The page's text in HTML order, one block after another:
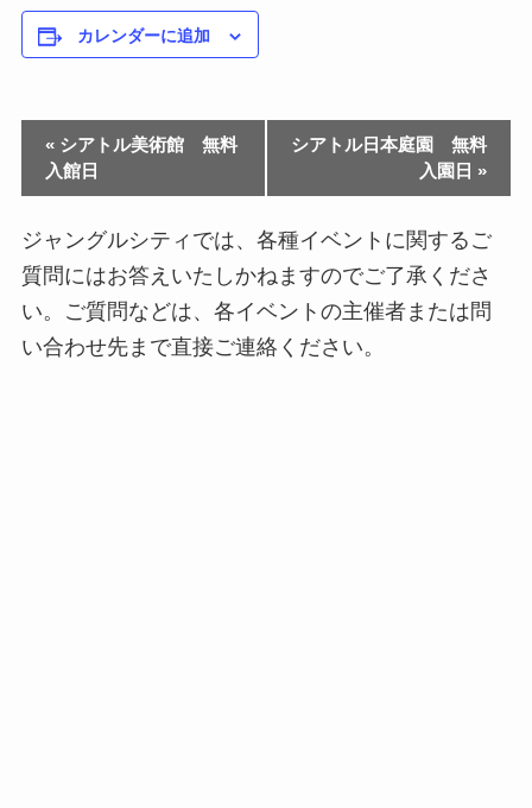
カレンダーに追加
«シアトル美術館 無料
入館日
シアトル日本庭園 無料
入園日 »
ジャングルシティでは、各種イベントに関するご
質問にはお答えいたしかねますのでご了承くださ
い。ご質問などは、各イベントの主催者または問
い合わせ先まで直接ご連絡ください。